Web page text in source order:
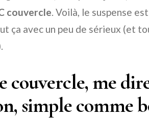
couvercle. Voilà, le suspense
ça avec un peu de sérieux (et
couvercle, me
simple comme